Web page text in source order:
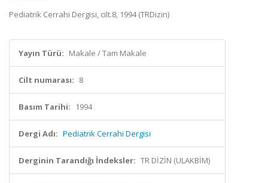
Pediatrik Cerrahi Dergisi, cilt.8, 1994 (TRDizin)
Yayın Türü: Makale / Tam Makale
Cilt numarası: 8
Basım Tarihi: 1994
Dergi Adı: Pediatrik Cerrahi Dergisi
Derginin Tarandığı İndeksler: TR DİZİN (ULAKBİM)